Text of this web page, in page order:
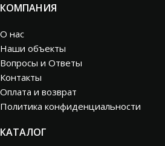
КОМПАНИЯ
О нас
Наши объекты
Вопросы и Ответы
Контакты
Оплата и возврат
Политика конфиденциальности
КАТАЛОГ